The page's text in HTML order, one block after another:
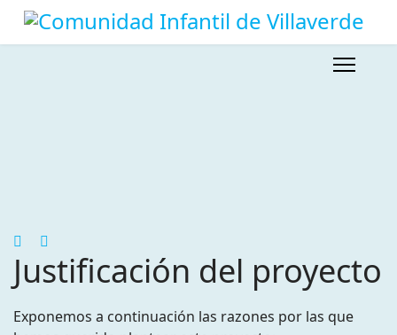
Justificación del proyecto
Exponemos a continuación las razones por las que